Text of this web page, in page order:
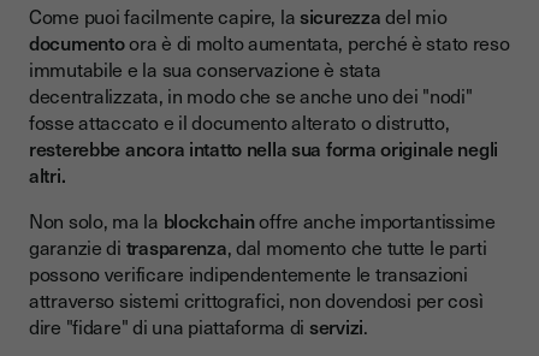
Come puoi facilmente capire, lasicurezzadel mio
documentoora è di molto aumentata, perché è stato reso
immutabile e la sua conservazione è stata
decentralizzata, in modo che se anche uno dei "nodi"
fosse attaccato e il documento alterato o distrutto,
resterebbe ancora intatto nella sua forma originale negli
altri.
Non solo, ma la blockchainoffre anche importantissime
garanzie di trasparenza, dal momento che tutte le parti
possono verificare indipendentemente le transazioni
attraverso sistemi crittografici, non dovendosi per così
dire "fidare" di una piattaforma di servizi.